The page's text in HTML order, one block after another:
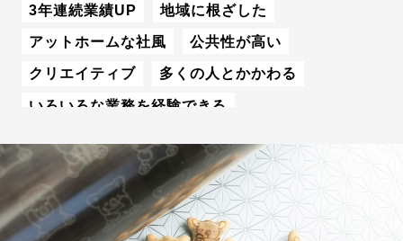
3年連続業績UP 地域に根ざした
アットホームな社風 公共性が高い
クリエイティブ 多くの人とかかわる
いろいろな業務を経験できる
同年代が多い 男性が多く活躍中
女性が多く活躍中 成績不問
飲み会が少ない コツコツ仕事をこなす